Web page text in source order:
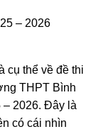
– 2026
cụ thể về đề thi
THPT Bình
– 2026. Đây là
có cái nhìn